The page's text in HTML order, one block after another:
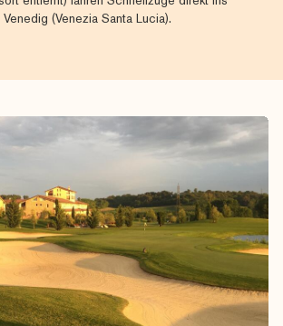
(Venezia Santa Lucia).